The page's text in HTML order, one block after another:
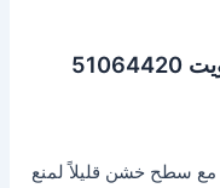
سطح خشن قليلاً لمنع